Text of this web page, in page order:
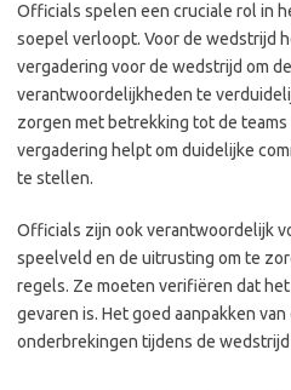
Officials spelen een cruciale rol in
soepel verloopt. Voor de wedstrijd
vergadering voor de wedstrijd om
verantwoordelijkheden te
zorgen met betrekking tot de
vergadering helpt om duidelijke
te stellen.
Officials zijn ook verantwoordelijk
speelveld en de uitrusting om te
regels. Ze moeten verifiëren dat
gevaren is. Het goed aanpakken
onderbrekingen tijdens de